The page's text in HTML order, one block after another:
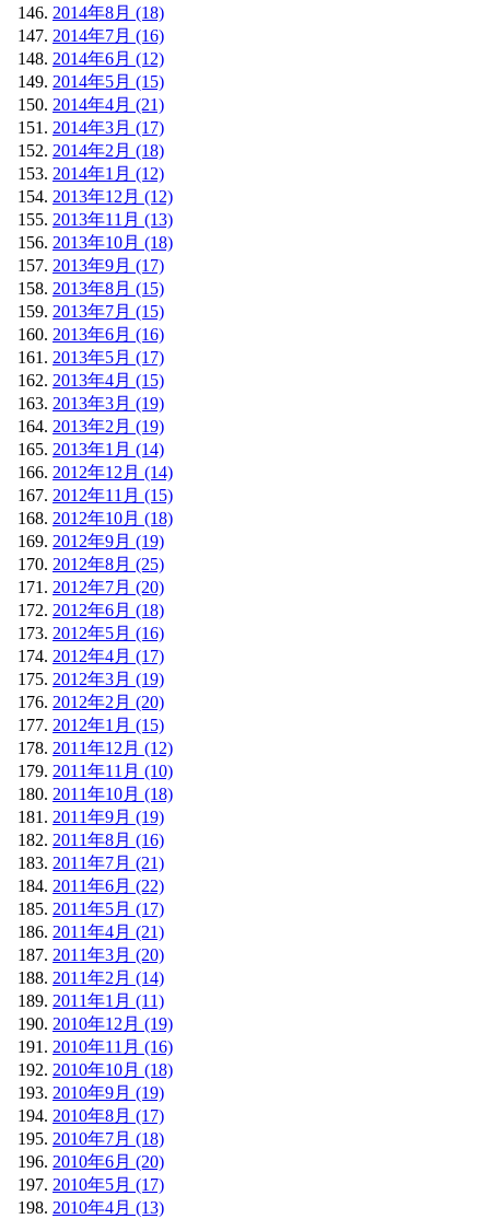
2014年8月 (18)
2014年7月 (16)
2014年6月 (12)
2014年5月 (15)
2014年4月 (21)
2014年3月 (17)
2014年2月 (18)
2014年1月 (12)
2013年12月 (12)
2013年11月 (13)
2013年10月 (18)
2013年9月 (17)
2013年8月 (15)
2013年7月 (15)
2013年6月 (16)
2013年5月 (17)
2013年4月 (15)
2013年3月 (19)
2013年2月 (19)
2013年1月 (14)
2012年12月 (14)
2012年11月 (15)
2012年10月 (18)
2012年9月 (19)
2012年8月 (25)
2012年7月 (20)
2012年6月 (18)
2012年5月 (16)
2012年4月 (17)
2012年3月 (19)
2012年2月 (20)
2012年1月 (15)
2011年12月 (12)
2011年11月 (10)
2011年10月 (18)
2011年9月 (19)
2011年8月 (16)
2011年7月 (21)
2011年6月 (22)
2011年5月 (17)
2011年4月 (21)
2011年3月 (20)
2011年2月 (14)
2011年1月 (11)
2010年12月 (19)
2010年11月 (16)
2010年10月 (18)
2010年9月 (19)
2010年8月 (17)
2010年7月 (18)
2010年6月 (20)
2010年5月 (17)
2010年4月 (13)